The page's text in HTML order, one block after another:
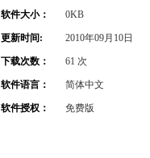
软件大小： 0KB
更新时间: 2010年09月10日
下载次数： 61 次
软件语言： 简体中文
软件授权： 免费版